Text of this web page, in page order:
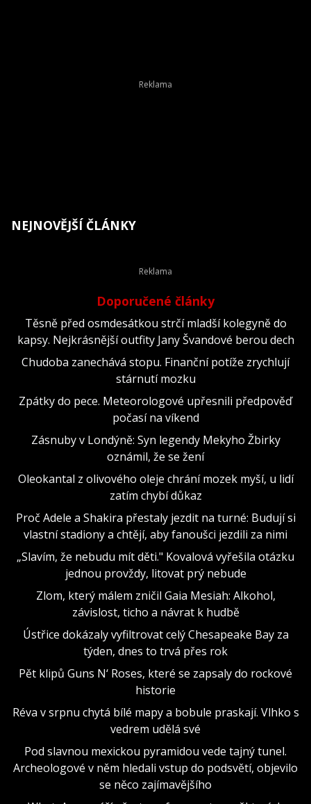
NEJNOVĚJŠÍ ČLÁNKY
Doporučené články
Těsně před osmdesátkou strčí mladší kolegyně do
kapsy. Nejkrásnější outfity Jany Švandové berou dech
Chudoba zanechává stopu. Finanční potíže zrychlují
stárnutí mozku
Zpátky do pece. Meteorologové upřesnili předpověď
počasí na víkend
Zásnuby v Londýně: Syn legendy Mekyho Žbirky
oznámil, že se žení
Oleokantal z olivového oleje chrání mozek myší, u lidí
zatím chybí důkaz
Proč Adele a Shakira přestaly jezdit na turné: Budují si
vlastní stadiony a chtějí, aby fanoušci jezdili za nimi
„Slavím, že nebudu mít děti." Kovalová vyřešila otázku
jednou provždy, litovat prý nebude
Zlom, který málem zničil Gaia Mesiah: Alkohol,
závislost, ticho a návrat k hudbě
Ústřice dokázaly vyfiltrovat celý Chesapeake Bay za
týden, dnes to trvá přes rok
Pět klipů Guns N‘ Roses, které se zapsaly do rockové
historie
Réva v srpnu chytá bílé mapy a bobule praskají. Vlhko s
vedrem udělá své
Pod slavnou mexickou pyramidou vede tajný tunel.
Archeologové v něm hledali vstup do podsvětí, objevilo
se něco zajímavějšího